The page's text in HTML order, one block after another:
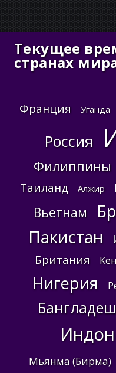
Текущее
странах
Франция Уганда
Россия
Филиппины
Таиланд Алжир
Вьетнам
Пакистан
Британия
Нигерия
Бангладеш
Мьянма (Бирма)